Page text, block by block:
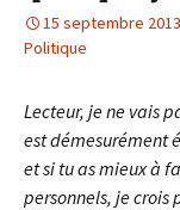
15 septembre 2013
Politique
Lecteur, je ne vais
est démesurément
et si tu as mieux à
personnels, je crois